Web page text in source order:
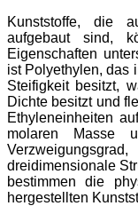
Kunststoffe, die
aufgebaut sind,
Eigenschaften
ist Polyethylen, das
Steifigkeit besitzt,
Dichte besitzt und
Ethyleneinheiten
molaren Masse
dreidimensionale
bestimmen die
hergestellten